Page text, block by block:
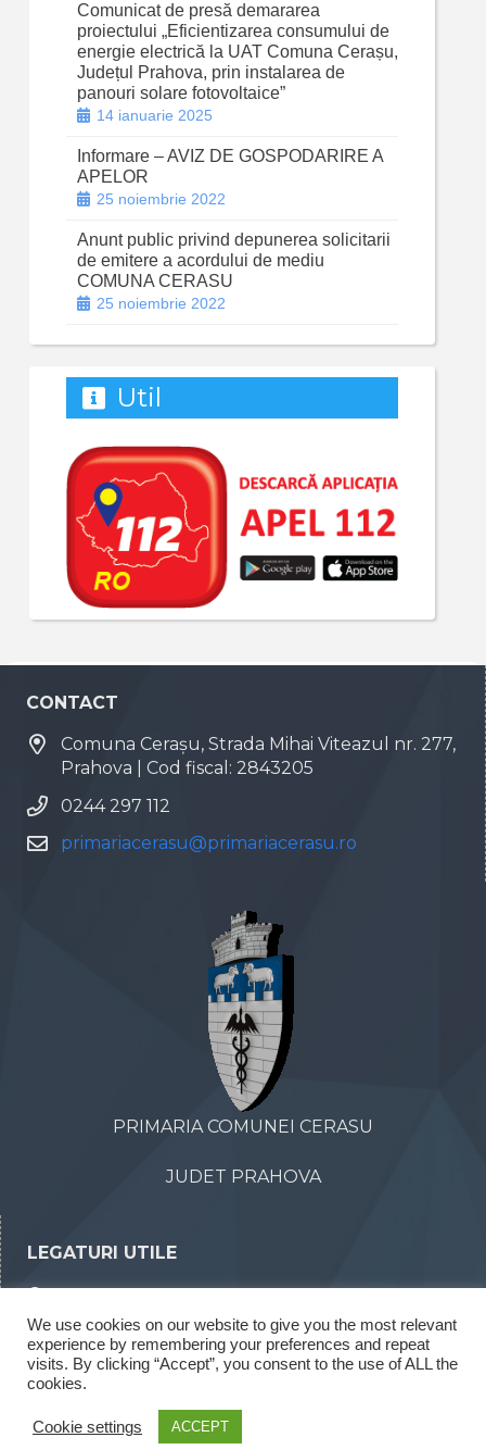
Comunicat de presă demararea
proiectului „Eficientizarea consumului de
energie electrică la UAT Comuna Cerașu,
Județul Prahova, prin instalarea de
panouri solare fotovoltaice”
14 ianuarie 2025
Informare – AVIZ DE GOSPODARIRE A
APELOR
25 noiembrie 2022
Anunt public privind depunerea solicitarii
de emitere a acordului de mediu
COMUNA CERASU
25 noiembrie 2022
Util
CONTACT
Comuna Cerașu, Strada Mihai Viteazul nr. 277,
Prahova | Cod fiscal: 2843205
0244 297 112
primariacerasu@primariacerasu.ro
PRIMARIA COMUNEI CERASU
JUDET PRAHOVA
LEGATURI UTILE
Declaratii de interese
Rapoarte legea 52/2003
We use cookies on our website to give you the most relevant
experience by remembering your preferences and repeat
visits. By clicking “Accept”, you consent to the use of ALL the
cookies.
Cookie settings ACCEPT